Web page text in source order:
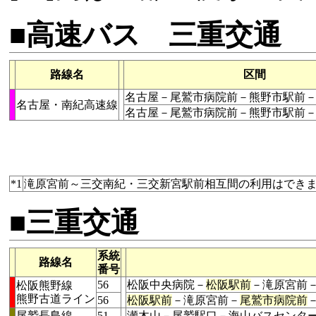
■高速バス 三重交通
路線名 区間
名古屋・南紀高速線
名古屋－尾鷲市病院前－熊野市駅前
名古屋－尾鷲市病院前－熊野市駅前
*1 滝原宮前～三交南紀・三交新宮駅前相互間の利用はでき
■三重交通
路線名
系統
番号
松阪熊野線
熊野古道ライン
56 松阪中央病院－ 松阪駅前 －滝原宮前
56
松阪駅前 －滝原宮前－ 尾鷲市病院前